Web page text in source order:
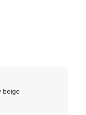
beige